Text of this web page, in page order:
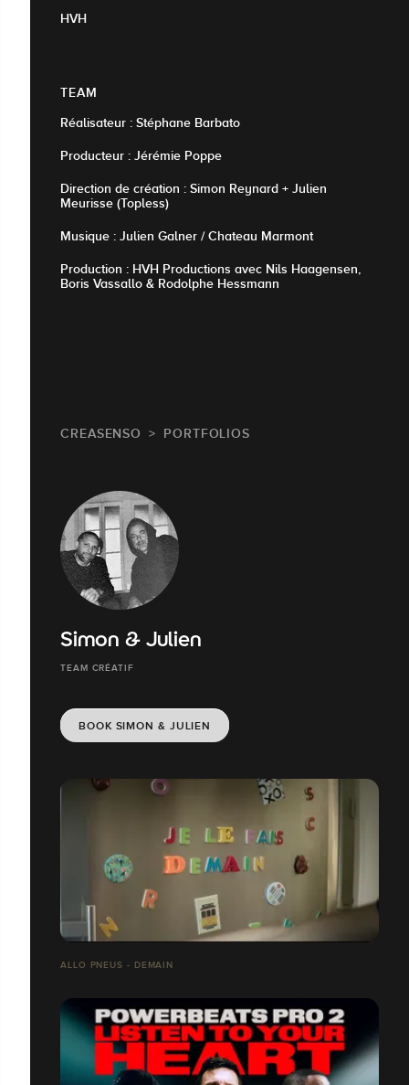
HVH
TEAM
Réalisateur : Stéphane Barbato
Producteur : Jérémie Poppe
Direction de création : Simon Reynard + Julien
Meurisse (Topless)
Musique : Julien Galner / Chateau Marmont
Production : HVH Productions avec Nils Haagensen,
Boris Vassallo & Rodolphe Hessmann
CREASENSO PORTFOLIOS
Simon & Julien
TEAM CRÉATIF
BOOK SIMON & JULIEN
ALLO PNEUS - DEMAIN